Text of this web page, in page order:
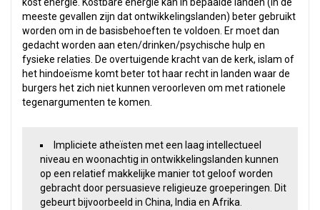
meeste gevallen zijn dat ontwikkelingslanden) beter gebruikt
worden om in de basisbehoeften te voldoen. Er moet dan
gedacht worden aan eten/drinken/psychische hulp en
fysieke relaties. De overtuigende kracht van de kerk, islam of
het hindoeïsme komt beter tot haar recht in landen waar de
burgers het zich niet kunnen veroorleven om met rationele
tegenargumenten te komen.
Impliciete atheïsten met een laag intellectueel
niveau en woonachtig in ontwikkelingslanden kunnen
op een relatief makkelijke manier tot geloof worden
gebracht door persuasieve religieuze groeperingen. Dit
gebeurt bijvoorbeeld in China, India en Afrika.